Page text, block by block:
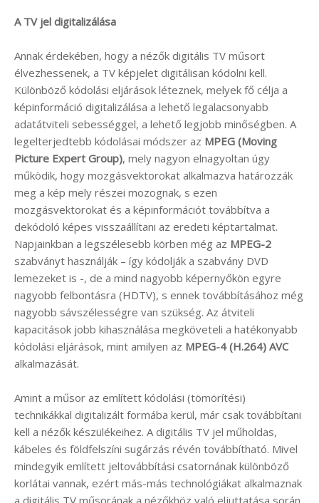
A TV jel digitalizálása
Annak érdekében, hogy a nézők digitális TV műsort
élvezhessenek, a TV képjelet digitálisan kódolni kell.
Különböző kódolási eljárások léteznek, melyek fő célja a
képinformáció digitalizálása a lehető legalacsonyabb
adatátviteli sebességgel, a lehető legjobb minőségben. A
legelterjedtebb kódolásai módszer az MPEG (Moving
Picture Expert Group), mely nagyon elnagyoltan úgy
működik, hogy mozgásvektorokat alkalmazva határozzák
meg a kép mely részei mozognak, s ezen
mozgásvektorokat és a képinformációt továbbítva a
dekódoló képes visszaállítani az eredeti képtartalmat.
Napjainkban a legszélesebb körben még az MPEG-2
szabványt használják – így kódolják a szabvány DVD
lemezeket is -, de a mind nagyobb képernyőkön egyre
nagyobb felbontásra (HDTV), s ennek továbbításához még
nagyobb sávszélességre van szükség. Az átviteli
kapacitások jobb kihasználása megköveteli a hatékonyabb
kódolási eljárások, mint amilyen az MPEG-4 (H.264) AVC
alkalmazását.
Amint a műsor az említett kódolási (tömörítési)
technikákkal digitalizált formába kerül, már csak továbbítani
kell a nézők készülékeihez. A digitális TV jel műholdas,
kábeles és földfelszíni sugárzás révén továbbítható. Mivel
mindegyik említett jeltovábbítási csatornának különböző
korlátai vannak, ezért más-más technológiákat alkalmaznak
a digitális TV műsorának a nézőkhöz való eljuttatása során.